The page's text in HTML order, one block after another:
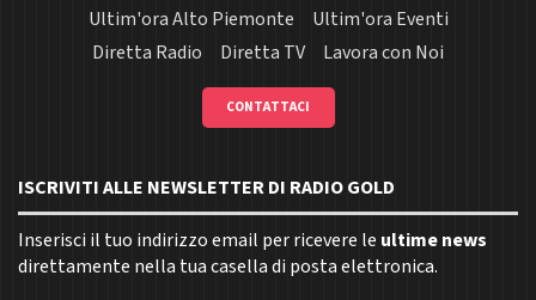
Ultim'ora Alto Piemonte
Ultim'ora Eventi
Diretta Radio
Diretta TV Lavora con Noi
CONTATTACI
ISCRIVITI ALLE NEWSLETTER DI RADIO GOLD
Inserisci il tuo indirizzo email per ricevere le ultime news
direttamente nella tua casella di posta elettronica.